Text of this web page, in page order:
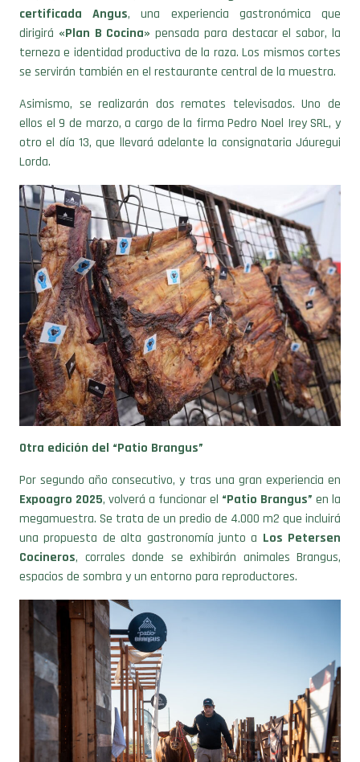
dirigirá«Plan B Cocina»pensada para destacar el sabor, la
terneza e identidad productiva de la raza. Los mismos cortes
se servirán también en el restaurante central de la muestra.
Asimismo, se realizarán dos remates televisados. Uno de
ellos el 9 de marzo, a cargo de la firma Pedro Noel Irey SRL, y
otro el día 13, que llevará adelante la consignataria Jáuregui
Lorda.
Otra edición del “Patio Brangus”
Por segundo año consecutivo, y tras una gran experiencia en
Expoagro 2025, volverá a funcionar el“Patio Brangus”en la
megamuestra. Se trata de un predio de 4.000 m2 que incluirá
una propuesta de alta gastronomía junto a Los Petersen
Cocineros, corrales donde se exhibirán animales Brangus,
espacios de sombra y un entorno para reproductores.